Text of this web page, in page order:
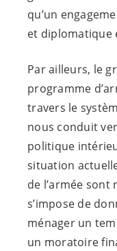
qu’un
et diplomatique
Par ailleurs, le
programme
travers le
nous conduit
politique
situation
de l’armée sont
s’impose de
ménager un
un moratoire